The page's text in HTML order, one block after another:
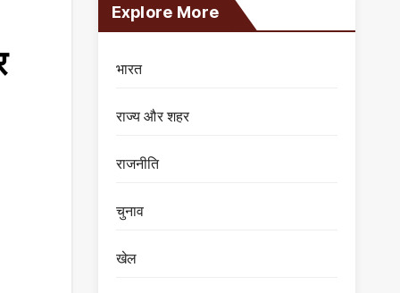
Explore More
भारत
राज्य और शहर
राजनीति
चुनाव
खेल